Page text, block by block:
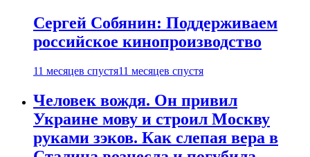
Сергей Собянин: Поддерживаем
российское кинопроизводство
11 месяцев спустя11 месяцев спустя
Человек вождя. Он привил
Украине мову и строил Москву
руками зэков. Как слепая вера в